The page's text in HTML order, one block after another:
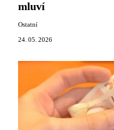
mluví
Ostatní
24. 05. 2026